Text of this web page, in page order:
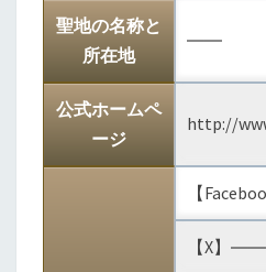
聖地の名称と
所在地
――
公式ホームペ
ージ
http://
【
【X】――